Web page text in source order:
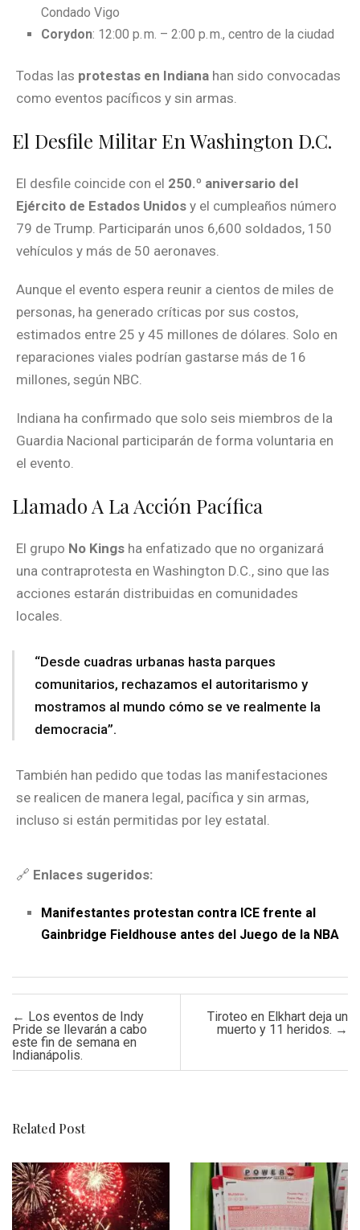
Condado Vigo
Corydon: 12:00 p. m. – 2:00 p. m., centro de la ciudad
Todas las protestas en Indiana han sido convocadas
como eventos pacíficos y sin armas.
El Desfile Militar En Washington D.C.
El desfile coincide con el 250.º aniversario del
Ejército de Estados Unidos y el cumpleaños número
79 de Trump. Participarán unos 6,600 soldados, 150
vehículos y más de 50 aeronaves.
Aunque el evento espera reunir a cientos de miles de
personas, ha generado críticas por sus costos,
estimados entre 25 y 45 millones de dólares. Solo en
reparaciones viales podrían gastarse más de 16
millones, según NBC.
Indiana ha confirmado que solo seis miembros de la
Guardia Nacional participarán de forma voluntaria en
el evento.
Llamado A La Acción Pacífica
El grupo No Kings ha enfatizado que no organizará
una contraprotesta en Washington D.C., sino que las
acciones estarán distribuidas en comunidades
locales.
“Desde cuadras urbanas hasta parques
comunitarios, rechazamos el autoritarismo y
mostramos al mundo cómo se ve realmente la
democracia”.
También han pedido que todas las manifestaciones
se realicen de manera legal, pacífica y sin armas,
incluso si están permitidas por ley estatal.
🔗 Enlaces sugeridos:
Manifestantes protestan contra ICE frente al
Gainbridge Fieldhouse antes del Juego de la NBA
Post navigation
← Los eventos de Indy
Pride se llevarán a cabo
este fin de semana en
Indianápolis.
Tiroteo en Elkhart deja un
muerto y 11 heridos. →
Related Post